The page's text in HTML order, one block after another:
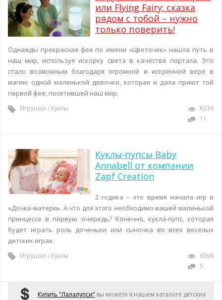
или Flying Fairy: сказка
рядом с тобой – нужно
только поверить!
Однажды прекрасная фея по имени «Цветочек» нашла путь в
наш мир, используя искорку света в качестве портала. Это
стало возможным благодаря огромной и искренней вере в
магию одной маленькой девочки, которая и дала приют той
первой фее, посетившей наш мир.
Игрушки / Куклы
6239
11
Куклы-пупсы Baby
Annabell от компании
Zapf Creation
2 годика – это время начала игр в
«Дочки-матери». А что для этого необходимо вашей маленькой
принцессе в первую очередь? Конечно, кукла-пупс, которая
будет играть роль доченьки или сыночка во всех веселых
детских играх.
Игрушки / Куклы
6998
5
Купить "Лалалупси" вы можете в нашем каталоге детских